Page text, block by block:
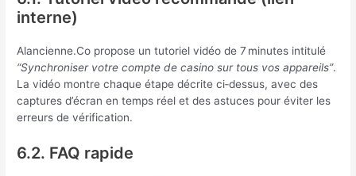
interne)
Alancienne.Co propose un tutoriel vidéo de 7 minutes intitulé
“Synchroniser votre compte de casino sur tous vos appareils”.
La vidéo montre chaque étape décrite ci‑dessus, avec des
captures d’écran en temps réel et des astuces pour éviter les
erreurs de vérification.
6.2. FAQ rapide